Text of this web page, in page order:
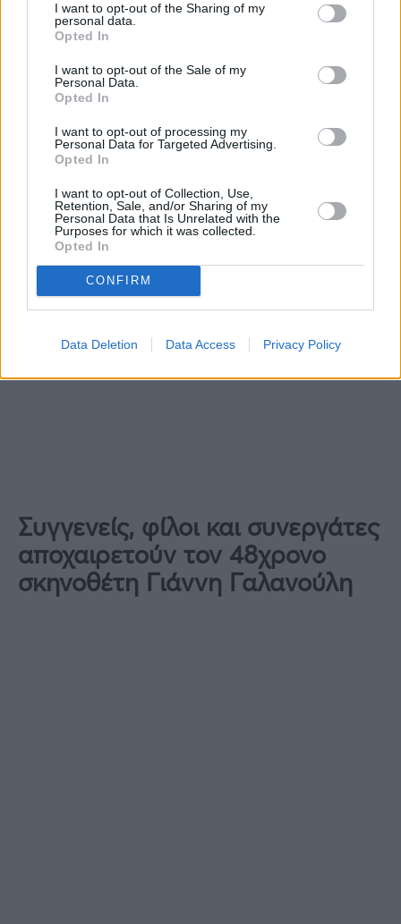
I want to opt-out of the Sharing of my
personal data.
Opted In
I want to opt-out of the Sale of my
Personal Data.
Opted In
I want to opt-out of processing my
Personal Data for Targeted Advertising.
Opted In
I want to opt-out of Collection, Use,
Retention, Sale, and/or Sharing of my
Personal Data that Is Unrelated with the
Purposes for which it was collected.
Opted In
CONFIRM
Data Deletion Data Access Privacy Policy
Συνεντεύξεις 18/11/2025
Τζεφ Μοντάνα: «Κανένας δεν μπορεί
«Δεν φεύγουν έτσι οι άνθρωποι ρε Γιάννη.
Όχι έτσι. Όχι τώρα φίλε» έγραψε ο
παρουσιαστής.
Συγγενείς, φίλοι και συνεργάτες
αποχαιρετούν τον 48χρονο
σκηνοθέτη Γιάννη Γαλανούλη